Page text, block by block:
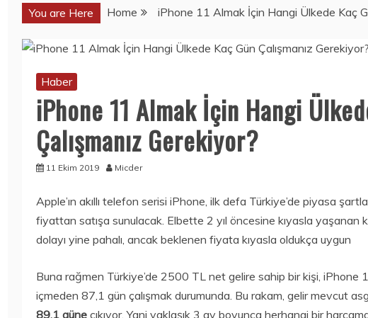
You are Here Home iPhone 11 Almak İçin Hangi Ülkede Kaç
Haber
iPhone 11 Almak İçin Hangi
Çalışmanız Gerekiyor?
11 Ekim 2019 Micder
Apple’ın akıllı telefon serisi iPhone, ilk defa Türkiye’de piyasa
fiyattan satışa sunulacak. Elbette 2 yıl öncesine kıyasla yaşanan
dolayı yine pahalı, ancak beklenen fiyata kıyasla oldukça uygun
Buna rağmen Türkiye’de 2500 TL net gelire sahip bir kişi, iPhone
içmeden 87,1 gün çalışmak durumunda. Bu rakam, gelir mevcut
89,1 güne çıkıyor. Yani yaklaşık 3 ay boyunca herhangi bir
Haber
SORBE
IÇECEKLERI
NERELERDEN
SATIN ALINIR?
3 Ağustos 2026
IÇECEKLERI
NERELERDEN
SATIN ALINIR?
3 Ağustos 2026
Mobil
KOLEKSIYONERL
ER YAŞADI:
ONEPLUS ILK 10
NORD’U HEDIYE
EDECEK!
15 Temmuz
Mobil
BU KEZ
SAMSUNG
GALAXY NOTE
GALAXY NOTE
20
GÖRÜNTÜLENDI!